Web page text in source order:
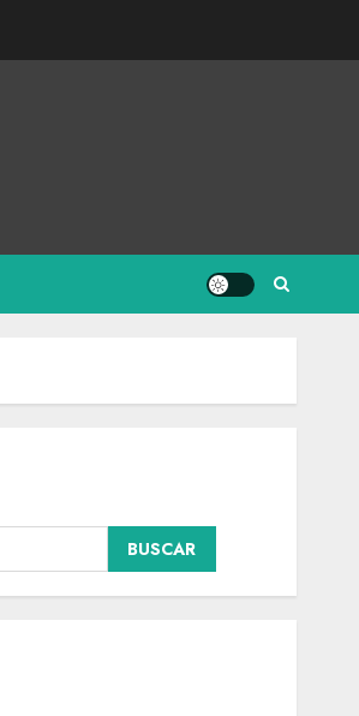
BUSCAR
Declaran accidental la